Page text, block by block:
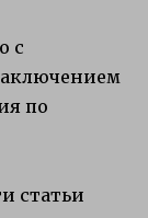
с
по
статьи